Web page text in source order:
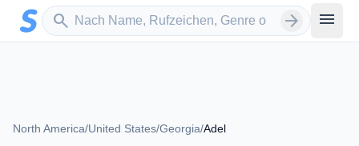
Zum Hauptinhalt springen
search
Sender suchen arrow_forward menu
North America/United States/Georgia/Adel